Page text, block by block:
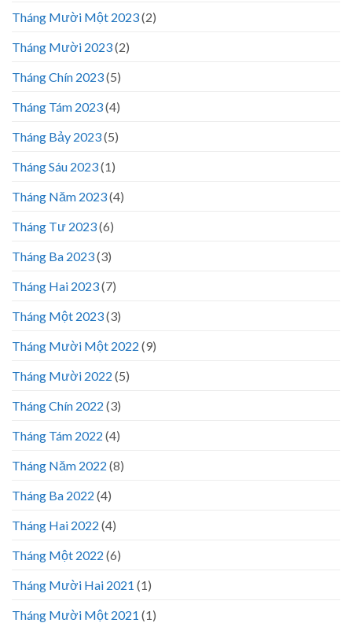
Tháng Mười Một 2023(2)
Tháng Mười 2023(2)
Tháng Chín 2023(5)
Tháng Tám 2023(4)
Tháng Bảy 2023(5)
Tháng Sáu 2023(1)
Tháng Năm 2023(4)
Tháng Tư 2023(6)
Tháng Ba 2023(3)
Tháng Hai 2023(7)
Tháng Một 2023(3)
Tháng Mười Một 2022 (9)
Tháng Mười 2022 (5)
Tháng Chín 2022 (3)
Tháng Tám 2022 (4)
Tháng Năm 2022 (8)
Tháng Ba 2022 (4)
Tháng Hai 2022 (4)
Tháng Một 2022 (6)
Tháng Mười Hai 2021 (1)
Tháng Mười Một 2021 (1)